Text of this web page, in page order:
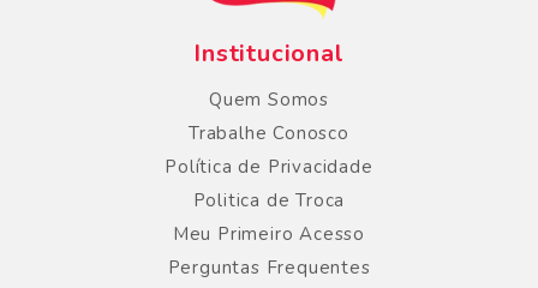
Institucional
Quem Somos
Trabalhe Conosco
Política de Privacidade
Politica de Troca
Meu Primeiro Acesso
Perguntas Frequentes